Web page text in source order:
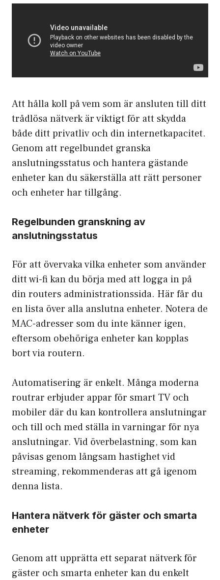
Att hålla koll på vem som är ansluten till ditt
trådlösa nätverk är viktigt för att skydda
både ditt privatliv och din internetkapacitet.
Genom att regelbundet granska
anslutningsstatus och hantera gästande
enheter kan du säkerställa att rätt personer
och enheter har tillgång.
Regelbunden granskning av
anslutningsstatus
För att övervaka vilka enheter som använder
ditt wi-fi kan du börja med att logga in på
din routers administrationssida. Här får du
en lista över alla anslutna enheter. Notera de
MAC-adresser som du inte känner igen,
eftersom obehöriga enheter kan kopplas
bort via routern.
Automatisering är enkelt. Många moderna
routrar erbjuder appar för smart TV och
mobiler där du kan kontrollera anslutningar
och till och med ställa in varningar för nya
anslutningar. Vid överbelastning, som kan
påvisas genom långsam hastighet vid
streaming, rekommenderas att gå igenom
denna lista.
Hantera nätverk för gäster och smarta
enheter
Genom att upprätta ett separat nätverk för
gäster och smarta enheter kan du enkelt